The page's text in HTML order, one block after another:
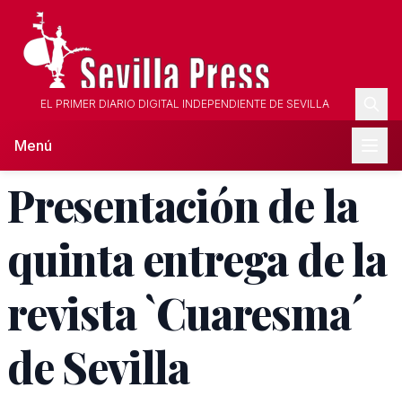
EL PRIMER DIARIO DIGITAL INDEPENDIENTE DE SEVILLA
Menú
Presentación de la
quinta entrega de la
revista `Cuaresma´
de Sevilla